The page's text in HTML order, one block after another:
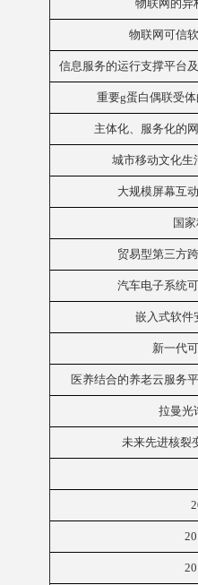
物联网的异
物联网可信
信息服务的运行支撑平台
重要g蛋白偶联受
主体化、服务化的
城市移动文化生
大规模屏幕互
国
贸易型第三方
汽车电子系统
嵌入式软件
新一代
医养结合的养老云服务
拉曼光
未来先进核裂